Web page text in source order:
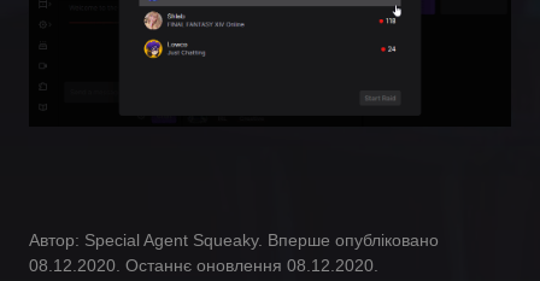
Автор: Special Agent Squeaky. Вперше опубліковано
08.12.2020. Останнє оновлення 08.12.2020.